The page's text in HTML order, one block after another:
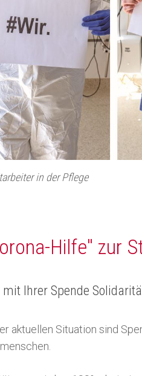
in der Pflege
Hilfe" zur
mit Ihrer Spende
aktuellen Situation sind